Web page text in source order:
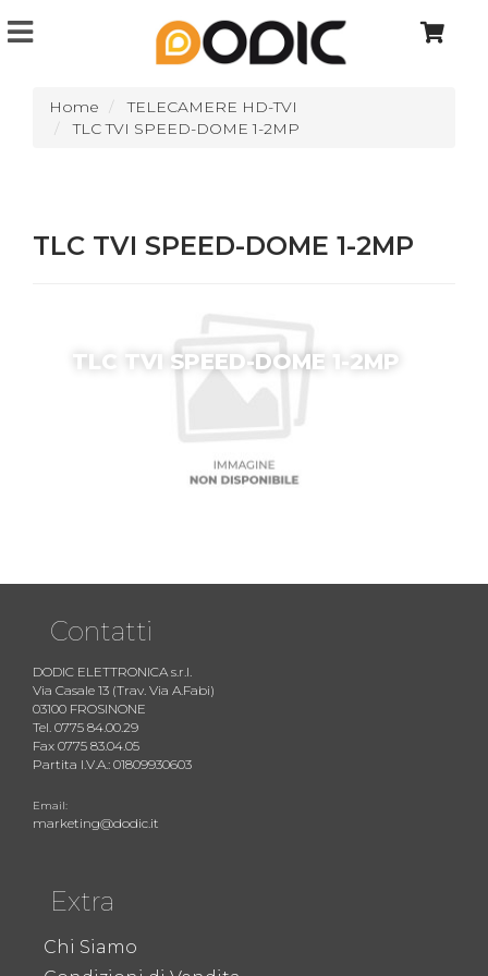
Home
TELECAMERE HD-TVI
TLC TVI SPEED-DOME 1-2MP
TLC TVI SPEED-DOME 1-2MP
TLC TVI SPEED-DOME 1-2MP
Contatti
DODIC ELETTRONICA s.r.l.
Via Casale 13 (Trav. Via A.Fabi)
03100 FROSINONE
Tel. 0775 84.00.29
Fax 0775 83.04.05
Partita I.V.A.: 01809930603
Email:
marketing@dodic.it
Extra
Chi Siamo